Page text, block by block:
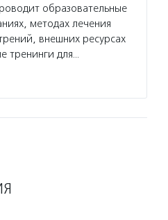
образовательные
методах лечения
внешних ресурсах
тренинги для…